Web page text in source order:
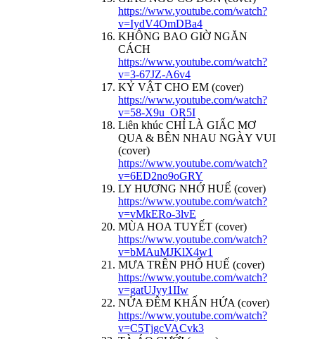
https://www.youtube.com/watch?
v=IydV4OmDBa4
KHÔNG BAO GIỜ NGĂN
CÁCH
https://www.youtube.com/watch?
v=3-67JZ-A6v4
KỶ VẬT CHO EM (cover)
https://www.youtube.com/watch?
v=58-X9u_OR5I
Liên khúc CHỈ LÀ GIẤC MƠ
QUA & BÊN NHAU NGÀY VUI
(cover)
https://www.youtube.com/watch?
v=6ED2no9oGRY
LY HƯƠNG NHỚ HUẾ (cover)
https://www.youtube.com/watch?
v=vMkERo-3lvE
MÙA HOA TUYẾT (cover)
https://www.youtube.com/watch?
v=bMAuMJKlX4w1
MƯA TRÊN PHỐ HUẾ (cover)
https://www.youtube.com/watch?
v=gatUJyy1IIw
NỬA ĐÊM KHẤN HỨA (cover)
https://www.youtube.com/watch?
v=C5TjgcVACvk3